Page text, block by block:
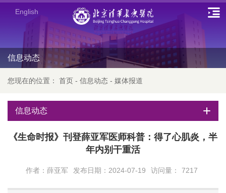
English
信息动态
您现在的位置： 首页 - 信息动态 - 媒体报道
信息动态
《生命时报》刊登薛亚军医师科普：得了心肌炎，半
年内别干重活
作者：薛亚军 发布日期：2024-07-19 访问量： 7217